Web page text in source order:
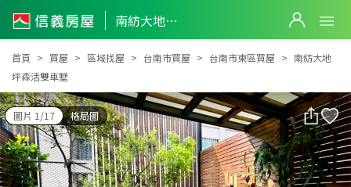
南紡大地坪森活雙車墅
南紡大地坪森活雙車墅
首頁 買屋 區域找屋 台南市買屋 台南市東區買屋
南紡大地
坪森活雙車墅
圖片 1/17 格局圖